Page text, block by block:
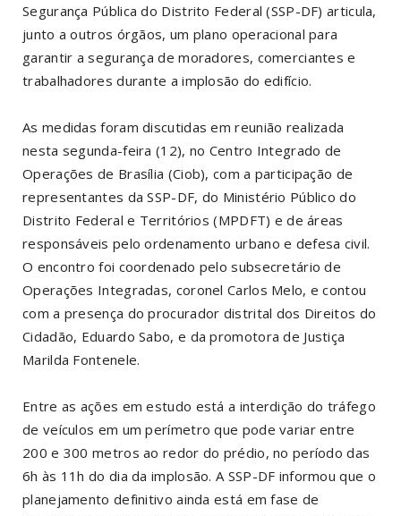
Segurança Pública do Distrito Federal (SSP-DF) articula,
junto a outros órgãos, um plano operacional para
garantir a segurança de moradores, comerciantes e
trabalhadores durante a implosão do edifício.
As medidas foram discutidas em reunião realizada
nesta segunda-feira (12), no Centro Integrado de
Operações de Brasília (Ciob), com a participação de
representantes da SSP-DF, do Ministério Público do
Distrito Federal e Territórios (MPDFT) e de áreas
responsáveis pelo ordenamento urbano e defesa civil.
O encontro foi coordenado pelo subsecretário de
Operações Integradas, coronel Carlos Melo, e contou
com a presença do procurador distrital dos Direitos do
Cidadão, Eduardo Sabo, e da promotora de Justiça
Marilda Fontenele.
Entre as ações em estudo está a interdição do tráfego
de veículos em um perímetro que pode variar entre
200 e 300 metros ao redor do prédio, no período das
6h às 11h do dia da implosão. A SSP-DF informou que o
planejamento definitivo ainda está em fase de